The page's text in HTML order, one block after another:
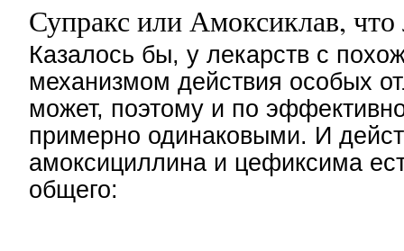
Супракс или Амоксиклав,
Казалось бы, у лекарств с
механизмом действия особых
может, поэтому и по
примерно одинаковыми. И
амоксициллина и цефиксима
общего: